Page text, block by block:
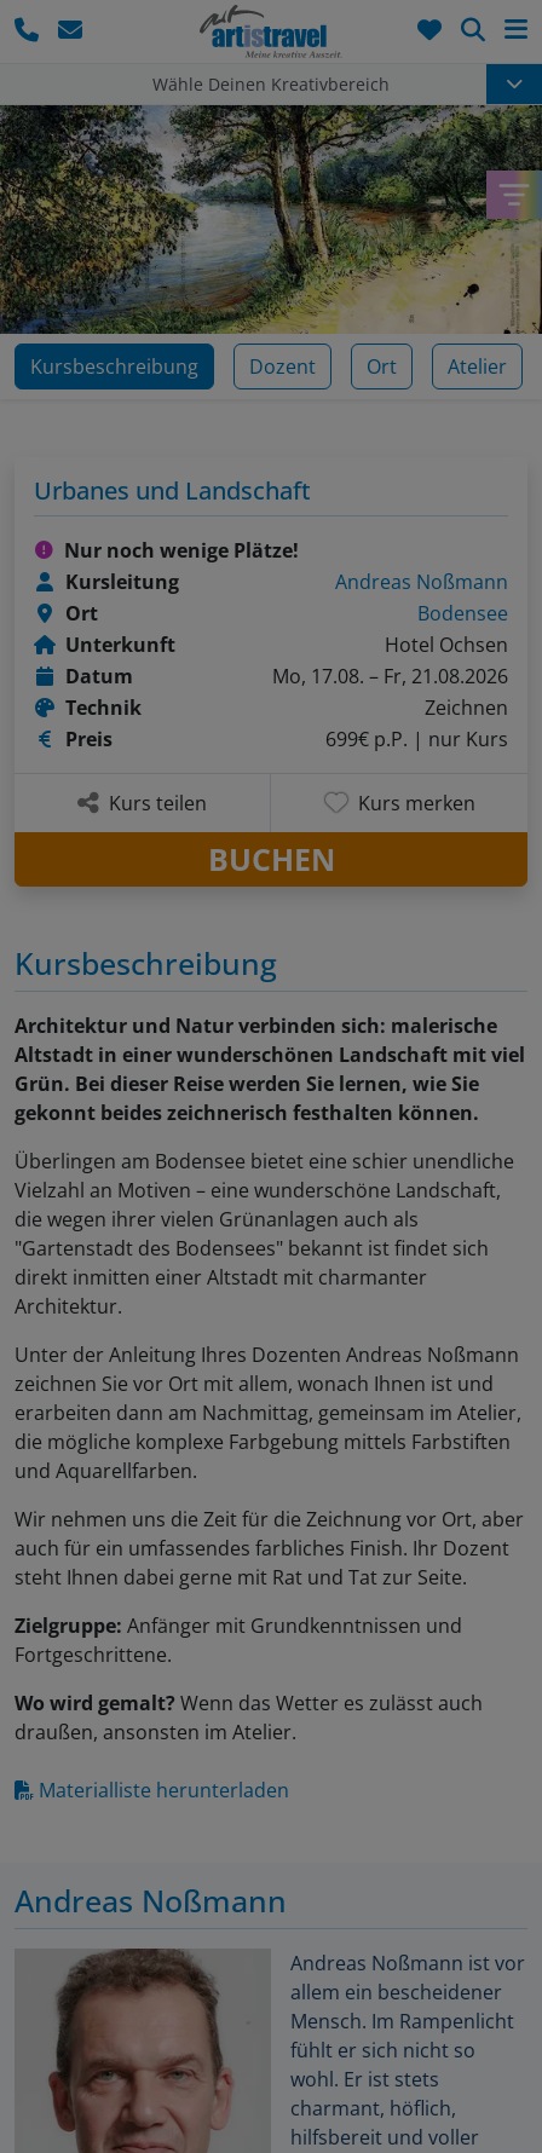
Wähle Deinen Kreativbereich
Kursbeschreibung Dozent Ort Atelier
Kursbeschreibung
Architektur und Natur verbinden sich: malerische
Altstadt in einer wunderschönen Landschaft mit viel
Grün. Bei dieser Reise werden Sie lernen, wie Sie
gekonnt beides zeichnerisch festhalten können.
Überlingen am Bodensee bietet eine schier unendliche
Vielzahl an Motiven – eine wunderschöne Landschaft,
die wegen ihrer vielen Grünanlagen auch als
"Gartenstadt des Bodensees" bekannt ist findet sich
direkt inmitten einer Altstadt mit charmanter
Architektur.
Unter der Anleitung Ihres Dozenten Andreas Noßmann
zeichnen Sie vor Ort mit allem, wonach Ihnen ist und
erarbeiten dann am Nachmittag, gemeinsam im Atelier,
die mögliche komplexe Farbgebung mittels Farbstiften
und Aquarellfarben.
Wir nehmen uns die Zeit für die Zeichnung vor Ort, aber
auch für ein umfassendes farbliches Finish. Ihr Dozent
steht Ihnen dabei gerne mit Rat und Tat zur Seite.
Zielgruppe: Anfänger mit Grundkenntnissen und
Fortgeschrittene.
Wo wird gemalt? Wenn das Wetter es zulässt auch
draußen, ansonsten im Atelier.
Materialliste herunterladen
Andreas Noßmann
Andreas Noßmann ist vor
allem ein bescheidener
Mensch. Im Rampenlicht
fühlt er sich nicht so
wohl. Er ist stets
charmant, höflich,
hilfsbereit und voller
Urbanes und Landschaft
Nur noch wenige Plätze!
Kursleitung
Andreas Noßmann
Ort
Bodensee
Unterkunft
Hotel Ochsen
Datum
Mo, 17.08. – Fr, 21.08.2026
Technik
Zeichnen
Preis
699€ p.P. | nur Kurs
Kurs teilen Kurs merken
BUCHEN